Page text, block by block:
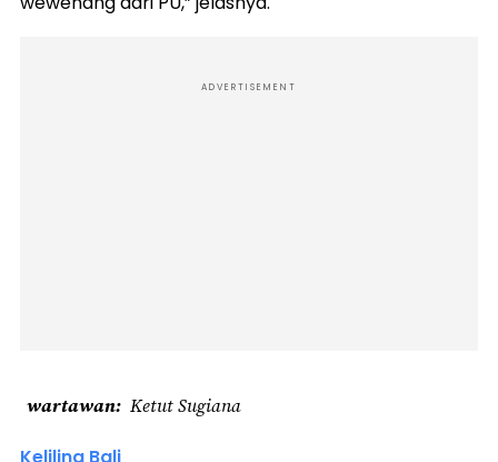
ADVERTISEMENT
wartawan Ketut Sugiana